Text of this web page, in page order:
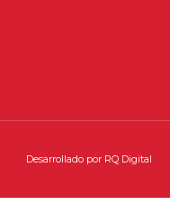
Desarrollado por RQ Digital